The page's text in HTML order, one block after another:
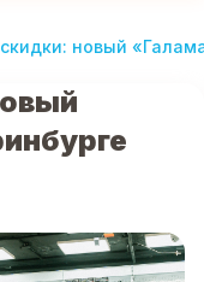
новый